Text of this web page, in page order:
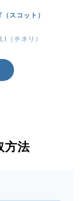
スコット）
（チネリ）
方法